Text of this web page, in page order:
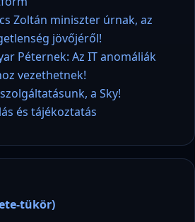
Zoltán miniszter úrnak, az
jövőjéről!
Péternek: Az IT anomáliák
vezethetnek!
a Sky!
és tájékoztatás
tükör)